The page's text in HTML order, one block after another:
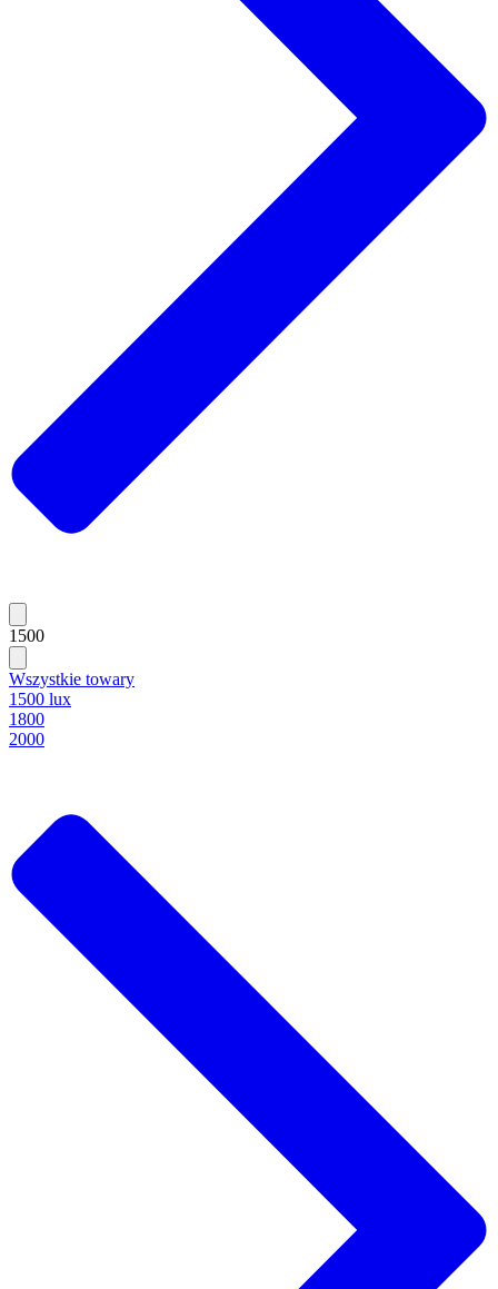
1500
Wszystkie towary
1500 lux
1800
2000